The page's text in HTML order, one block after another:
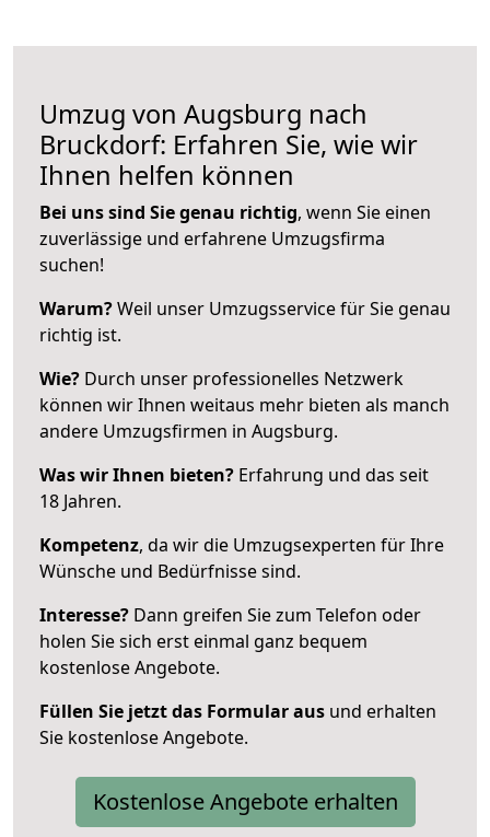
Umzug von Augsburg nach
Bruckdorf: Erfahren Sie, wie wir
Ihnen helfen können
Bei uns sind Sie genau richtig, wenn Sie einen
zuverlässige und erfahrene Umzugsfirma
suchen!
Warum?Weil unser Umzugsservice für Sie genau
richtig ist.
Wie? Durch unser professionelles Netzwerk
können wir Ihnen weitaus mehr bieten als manch
andere Umzugsfirmen in Augsburg.
Was wir Ihnen bieten? Erfahrung und das seit
18 Jahren.
Kompetenz, da wir die Umzugsexperten für Ihre
Wünsche und Bedürfnisse sind.
Interesse? Dann greifen Sie zum Telefon oder
holen Sie sich erst einmal ganz bequem
kostenlose Angebote.
Füllen Sie jetzt das Formular aus und erhalten
Sie kostenlose Angebote.
Kostenlose Angebote erhalten